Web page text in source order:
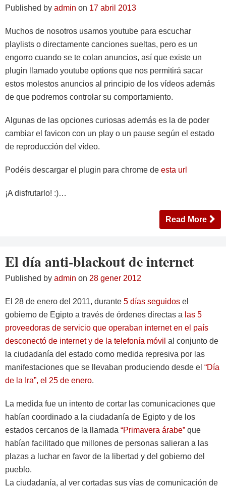
Published by admin on 17 abril 2013
Muchos de nosotros usamos youtube para escuchar
playlists o directamente canciones sueltas, pero es un
engorro cuando se te colan anuncios, así que existe un
plugin llamado youtube options que nos permitirá sacar
estos molestos anuncios al principio de los vídeos además
de que podremos controlar su comportamiento.
Algunas de las opciones curiosas además es la de poder
cambiar el favicon con un play o un pause según el estado
de reproducción del vídeo.
Podéis descargar el plugin para chrome de esta url
¡A disfrutarlo! :)…
Read More
El día anti-blackout de internet
Published by admin on 28 gener 2012
El 28 de enero del 2011, durante 5 días seguidos el
gobierno de Egipto a través de órdenes directas a las 5
proveedoras de servicio que operaban internet en el país
desconectó de internet y de la telefonía móvil al conjunto de
la ciudadanía del estado como medida represiva por las
manifestaciones que se llevaban produciendo desde el “Día
de la Ira”, el 25 de enero.
La medida fue un intento de cortar las comunicaciones que
habían coordinado a la ciudadanía de Egipto y de los
estados cercanos de la llamada “Primavera árabe” que
habían facilitado que millones de personas salieran a las
plazas a luchar en favor de la libertad y del gobierno del
pueblo.
La ciudadanía, al ver cortadas sus vías de comunicación de